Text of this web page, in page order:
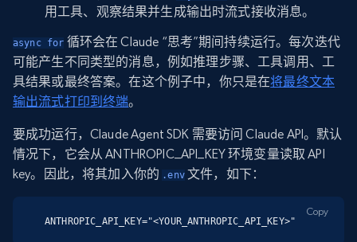
用工具、观察结果并生成输出时流式接收消息。
async for 循环会在 Claude “思考”期间持续运行。每次迭代
可能产生不同类型的消息，例如推理步骤、工具调用、工
具结果或最终答案。在这个例子中，你只是在将最终文本
输出流式打印到终端。
要成功运行，Claude Agent SDK 需要访问 Claude API。默认
情况下，它会从 ANTHROPIC_API_KEY 环境变量读取 API
key。因此，将其加入你的 .env文件，如下：
ANTHROPIC_API_KEY="<YOUR_ANTHROPIC_API_KEY>"
Copy